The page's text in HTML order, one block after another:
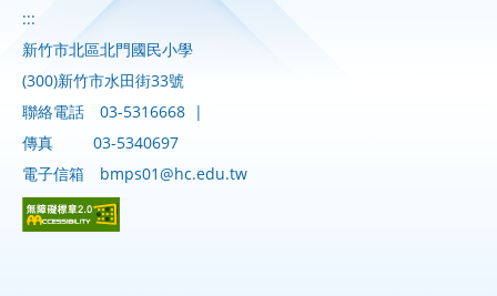
:::
新竹市北區北門國民小學
(300)新竹市水田街33號
聯絡電話
03-5316668 |
傳真
03-5340697
電子信箱
bmps01@hc.edu.tw